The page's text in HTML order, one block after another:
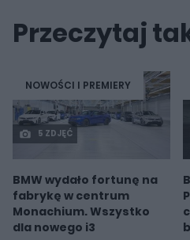
Przeczytaj
NOWOŚCI I PREMIERY
5 ZDJĘĆ
BMW wydało fortunę na
fabrykę w centrum
Monachium. Wszystko
dla nowego i3